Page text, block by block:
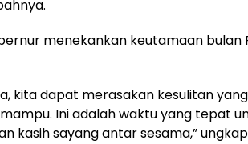
menekankan keutamaan bulan
kita dapat merasakan kesulitan
Ini adalah waktu yang tepat
kasih sayang antar sesama,”